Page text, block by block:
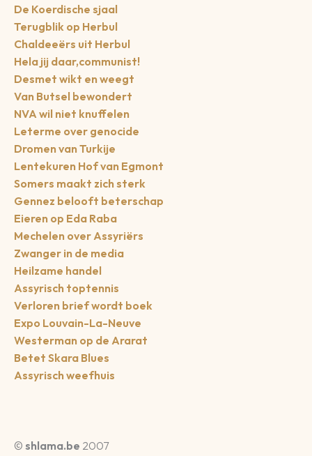
De Koerdische sjaal
Terugblik op Herbul
Chaldeeërs uit Herbul
Hela jij daar,communist!
Desmet wikt en weegt
Van Butsel bewondert
NVA wil niet knuffelen
Leterme over genocide
Dromen van Turkije
Lentekuren Hof van Egmont
Somers maakt zich sterk
Gennez belooft beterschap
Eieren op Eda Raba
Mechelen over Assyriërs
Zwanger in de media
Heilzame handel
Assyrisch toptennis
Verloren brief wordt boek
Expo Louvain-La-Neuve
Westerman op de Ararat
Betet Skara Blues
Assyrisch weefhuis
© shlama.be 2007